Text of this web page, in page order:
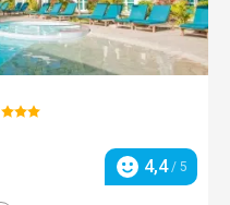
Hodnocení:
Hodnocení
4,4/ 5